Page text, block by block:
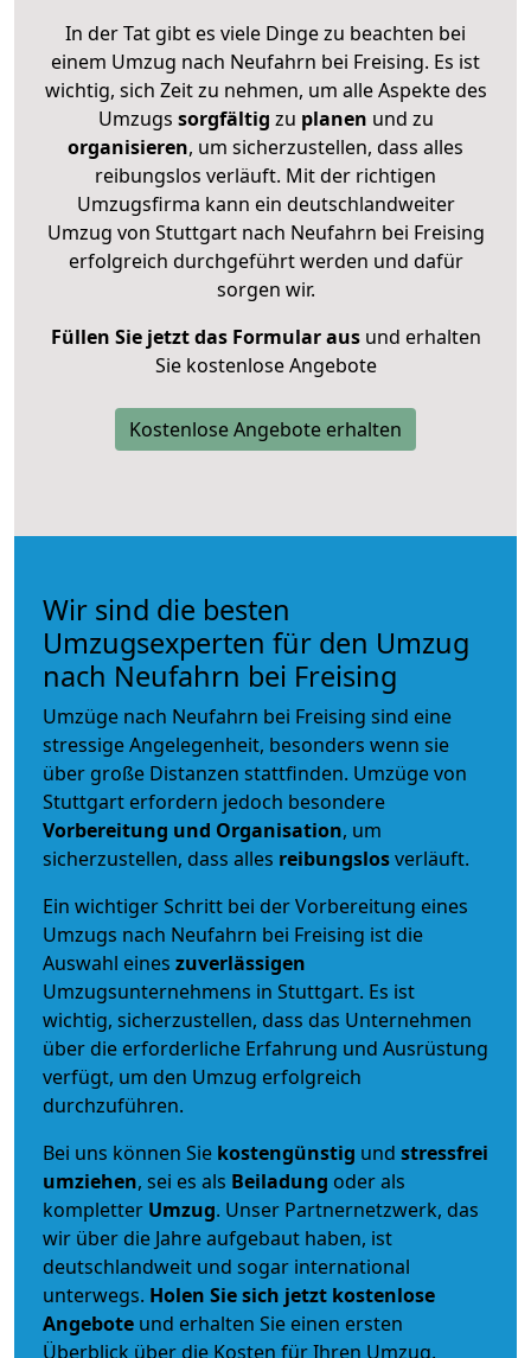
In der Tat gibt es viele Dinge zu beachten bei
einem Umzug nach Neufahrn bei Freising. Es ist
wichtig, sich Zeit zu nehmen, um alle Aspekte des
Umzugs sorgfältig zu planen und zu
organisieren, um sicherzustellen, dass alles
reibungslos verläuft. Mit der richtigen
Umzugsfirma kann ein deutschlandweiter
Umzug von Stuttgart nach Neufahrn bei Freising
erfolgreich durchgeführt werden und dafür
sorgen wir.
Füllen Sie jetzt das Formular ausund erhalten
Sie kostenlose Angebote
Kostenlose Angebote erhalten
Wir sind die besten
Umzugsexperten für den Umzug
nach Neufahrn bei Freising
Umzüge nach Neufahrn bei Freising sind eine
stressige Angelegenheit, besonders wenn sie
über große Distanzen stattfinden. Umzüge von
Stuttgart erfordern jedoch besondere
Vorbereitung und Organisation, um
sicherzustellen, dass alles reibungslosverläuft.
Ein wichtiger Schritt bei der Vorbereitung eines
Umzugs nach Neufahrn bei Freising ist die
Auswahl eines zuverlässigen
Umzugsunternehmens in Stuttgart. Es ist
wichtig, sicherzustellen, dass das Unternehmen
über die erforderliche Erfahrung und Ausrüstung
verfügt, um den Umzug erfolgreich
durchzuführen.
Bei uns können Sie kostengünstig und stressfrei
umziehen, sei es als Beiladung oder als
kompletter Umzug. Unser Partnernetzwerk, das
wir über die Jahre aufgebaut haben, ist
deutschlandweit und sogar international
unterwegs. Holen Sie sich jetzt kostenlose
Angebote und erhalten Sie einen ersten
Überblick über die Kosten für Ihren Umzug.